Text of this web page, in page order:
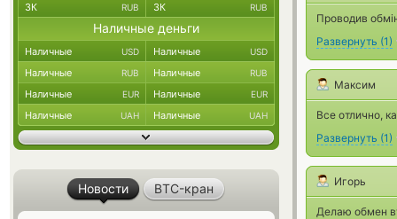
Проводив
Развернуть (1)
Максим
Все отлично,
Развернуть (1)
Игорь
Делаю обмен
ЗК RUB ЗК RUB
Наличные деньги
Наличные USD Наличные USD
Наличные RUB Наличные RUB
Наличные EUR Наличные EUR
Наличные UAH Наличные UAH
Новости BTC-кран